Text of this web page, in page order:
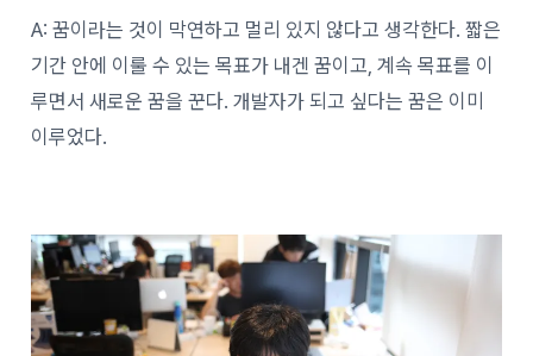
A: 꿈이라는 것이 막연하고 멀리 있지 않다고 생각한다. 짧은
기간 안에 이룰 수 있는 목표가 내겐 꿈이고, 계속 목표를 이
루면서 새로운 꿈을 꾼다. 개발자가 되고 싶다는 꿈은 이미
이루었다.